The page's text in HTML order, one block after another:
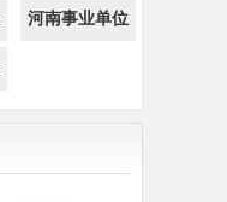
河南事业单位